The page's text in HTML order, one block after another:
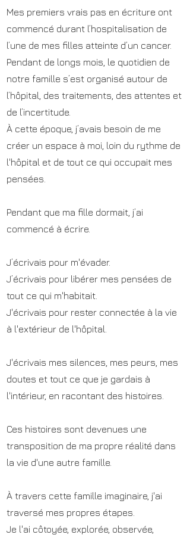
Mes premiers vrais pas en écriture ont
commencé durant l’hospitalisation de
l’une de mes filles atteinte d’un cancer.
Pendant de longs mois, le quotidien de
notre famille s’est organisé autour de
l’hôpital, des traitements, des attentes et
de l’incertitude.
À cette époque, j’avais besoin de me
créer un espace à moi, loin du rythme de
l'hôpital et de tout ce qui occupait mes
pensées.
Pendant que ma fille dormait, j’ai
commencé à écrire.
J’écrivais pour m'évader.
J’écrivais pour libérer mes pensées de
tout ce qui m'habitait.
J'écrivais pour rester connectée à la vie
à l'extérieur de l'hôpital.
J'écrivais mes silences, mes peurs, mes
doutes et tout ce que je gardais à
l'intérieur, en racontant des histoires.
Ces histoires sont devenues une
transposition de ma propre réalité dans
la vie d'une autre famille.
À travers cette famille imaginaire, j'ai
traversé mes propres étapes.
Je l'ai côtoyée, explorée, observée,